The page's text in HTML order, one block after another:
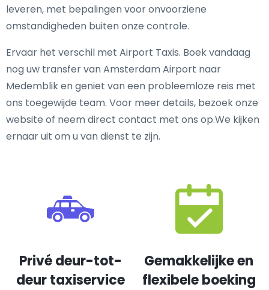
leveren, met bepalingen voor onvoorziene
omstandigheden buiten onze controle.
Ervaar het verschil met Airport Taxis. Boek vandaag
nog uw transfer van Amsterdam Airport naar
Medemblik en geniet van een probleemloze reis met
ons toegewijde team. Voor meer details, bezoek onze
website of neem direct contact met ons op.We kijken
ernaar uit om u van dienst te zijn.
Privé deur-tot-
deur taxiservice
Gemakkelijke en
flexibele boeking